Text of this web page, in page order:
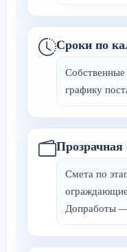
Сроки по
Собственные
графику
Прозрачная
Смета по
Допработы —